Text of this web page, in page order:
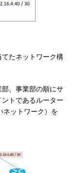
たネットワーク構
、事業部の順にサ
トであるルーター
ネットワーク）を